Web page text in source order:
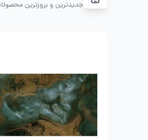
جدیدترین و بروزترین